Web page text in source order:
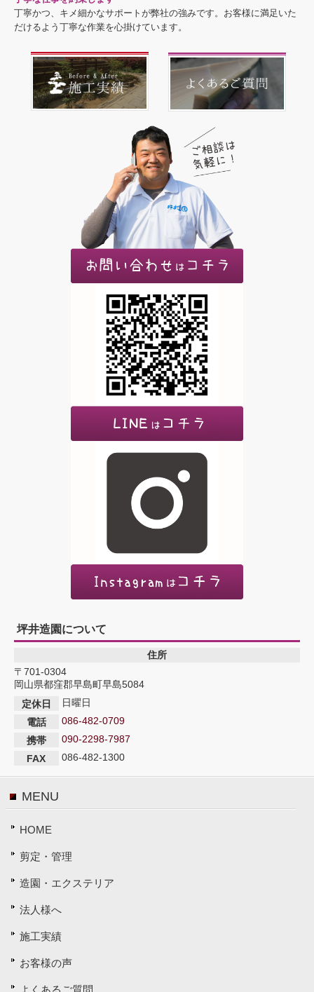
丁寧かつ、キメ細かなサポートが弊社の強みです。お客様に満足いた
だけるよう丁寧な作業を心掛けています。
坪井造園について
住所
〒701-0304
岡山県都窪郡早島町早島5084
定休日
日曜日
電話
086-482-0709
携帯
090-2298-7987
FAX
086-482-1300
MENU
HOME
剪定・管理
造園・エクステリア
法人様へ
施工実績
お客様の声
よくあるご質問